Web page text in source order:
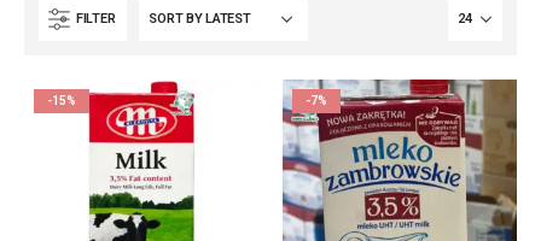
FILTER
-15% -7%